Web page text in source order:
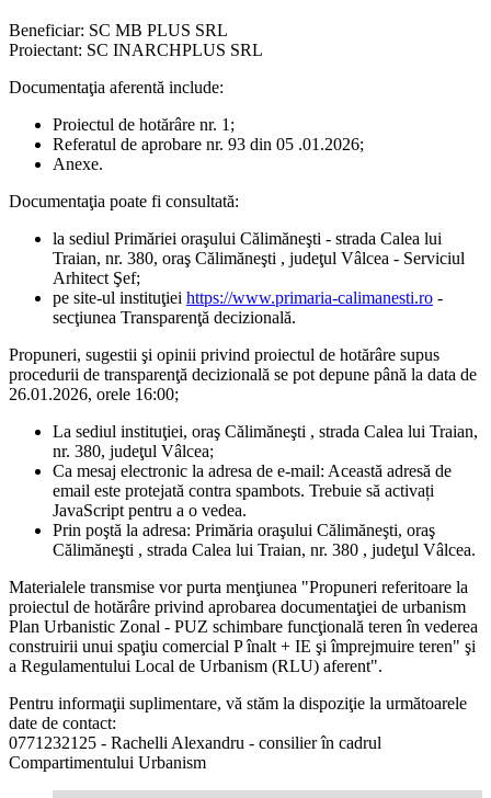
Beneficiar: SC MB PLUS SRL
Proiectant: SC INARCHPLUS SRL
Documentaţia aferentă include:
Proiectul de hotărâre nr. 1;
Referatul de aprobare nr. 93 din 05 .01.2026;
Anexe.
Documentaţia poate fi consultată:
la sediul Primăriei oraşului Călimăneşti - strada Calea lui
Traian, nr. 380, oraş Călimăneşti , judeţul Vâlcea - Serviciul
Arhitect Şef;
pe site-ul instituţiei https://www.primaria-calimanesti.ro -
secţiunea Transparenţă decizională.
Propuneri, sugestii şi opinii privind proiectul de hotărâre supus
procedurii de transparenţă decizională se pot depune până la data de
26.01.2026, orele 16:00;
La sediul instituţiei, oraş Călimăneşti , strada Calea lui Traian,
nr. 380, judeţul Vâlcea;
Ca mesaj electronic la adresa de e-mail: Această adresă de
email este protejată contra spambots. Trebuie să activați
JavaScript pentru a o vedea.
Prin poştă la adresa: Primăria oraşului Călimăneşti, oraş
Călimăneşti , strada Calea lui Traian, nr. 380 , judeţul Vâlcea.
Materialele transmise vor purta menţiunea "Propuneri referitoare la
proiectul de hotărâre privind aprobarea documentaţiei de urbanism
Plan Urbanistic Zonal - PUZ schimbare funcţională teren în vederea
construirii unui spaţiu comercial P înalt + IE şi împrejmuire teren" şi
a Regulamentului Local de Urbanism (RLU) aferent".
Pentru informaţii suplimentare, vă stăm la dispoziţie la următoarele
date de contact:
0771232125 - Rachelli Alexandru - consilier în cadrul
Compartimentului Urbanism